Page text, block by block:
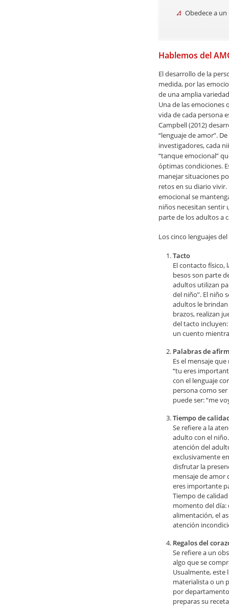
Obedece a
Hablemos del
El desarrollo de la
medida, por las
de una amplia
Una de las emociones
vida de cada persona
Campbell (2012)
“lenguaje de amor”.
investigadores, cada
“tanque emocional”
óptimas condiciones.
manejar situaciones
retos en su diario
emocional se
niños necesitan sentir
parte de los adultos a
Los cinco lenguajes
Tacto
El contacto físico,
besos son parte
adultos utilizan
del niño”. El niño
adultos le
brazos, realizan
del tacto
un cuento
Palabras de
Es el mensaje
“tu eres
con el lenguaje
persona como
puede ser: “me
Tiempo de
Se refiere a la
adulto con el
atención del
exclusivamente
disfrutar la
mensaje de amor
eres importante
Tiempo de
momento del día:
alimentación, el
atención
Regalos del
Se refiere a un
algo que se
Usualmente, este
materialista o un
por
preparas su